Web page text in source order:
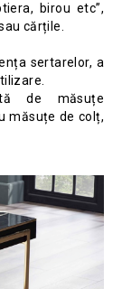
birou etc”,
cărțile.
sertarelor, a
de măsuțe
măsuțe de colț,